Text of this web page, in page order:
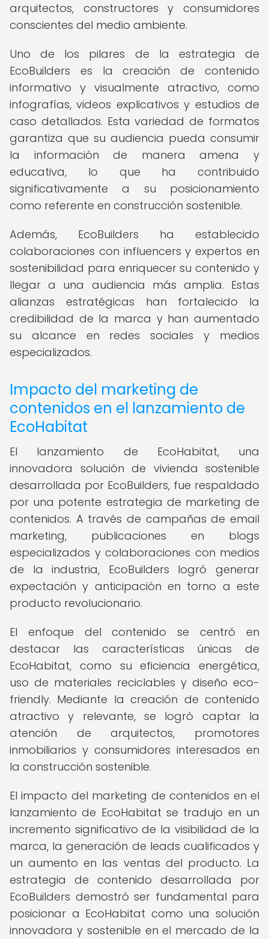
arquitectos, constructores y consumidores
conscientes del medio ambiente.
Uno de los pilares de la estrategia de
EcoBuilders es la creación de contenido
informativo y visualmente atractivo, como
infografías, videos explicativos y estudios de
caso detallados. Esta variedad de formatos
garantiza que su audiencia pueda consumir
la información de manera amena y
educativa, lo que ha contribuido
significativamente a su posicionamiento
como referente en construcción sostenible.
Además, EcoBuilders ha establecido
colaboraciones con influencers y expertos en
sostenibilidad para enriquecer su contenido y
llegar a una audiencia más amplia. Estas
alianzas estratégicas han fortalecido la
credibilidad de la marca y han aumentado
su alcance en redes sociales y medios
especializados.
Impacto del marketing de
contenidos en el lanzamiento de
EcoHabitat
El lanzamiento de EcoHabitat, una
innovadora solución de vivienda sostenible
desarrollada por EcoBuilders, fue respaldado
por una potente estrategia de marketing de
contenidos. A través de campañas de email
marketing, publicaciones en blogs
especializados y colaboraciones con medios
de la industria, EcoBuilders logró generar
expectación y anticipación en torno a este
producto revolucionario.
El enfoque del contenido se centró en
destacar las características únicas de
EcoHabitat, como su eficiencia energética,
uso de materiales reciclables y diseño eco-
friendly. Mediante la creación de contenido
atractivo y relevante, se logró captar la
atención de arquitectos, promotores
inmobiliarios y consumidores interesados en
la construcción sostenible.
El impacto del marketing de contenidos en el
lanzamiento de EcoHabitat se tradujo en un
incremento significativo de la visibilidad de la
marca, la generación de leads cualificados y
un aumento en las ventas del producto. La
estrategia de contenido desarrollada por
EcoBuilders demostró ser fundamental para
posicionar a EcoHabitat como una solución
innovadora y sostenible en el mercado de la